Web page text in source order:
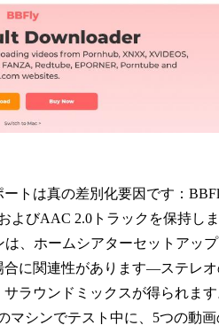
トは真の差別化要因です：
よびAAC 2.0トラックを保持しま
は、ホームシアターセットアップ
合に関連性があります—ステレ
ラウンドミックスが得られま
マシンでテスト中に、5つの動画